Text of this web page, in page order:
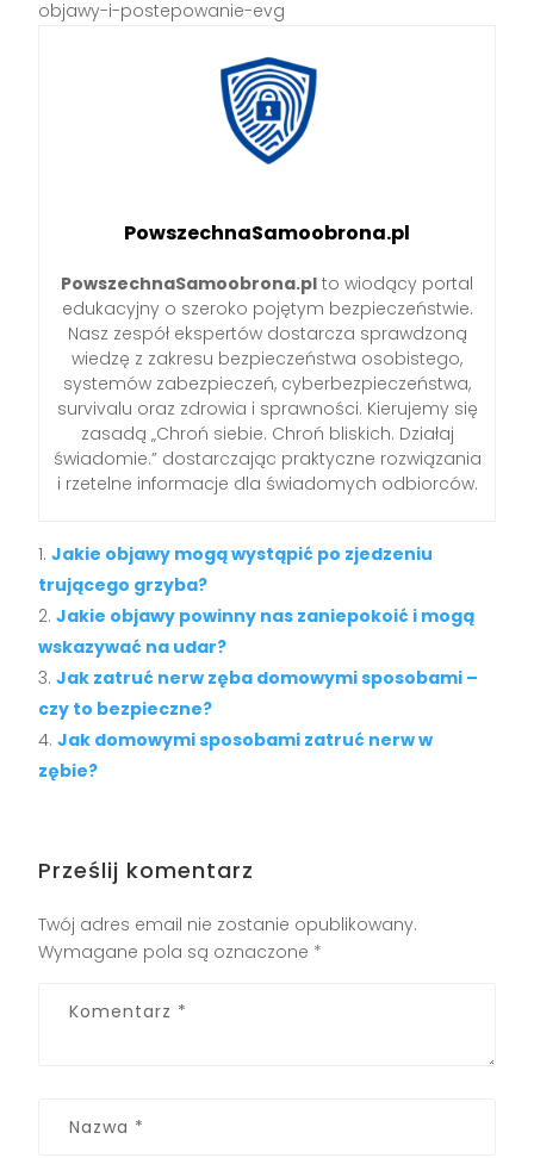
objawy-i-postepowanie-evg
PowszechnaSamoobrona.pl
PowszechnaSamoobrona.pl to wiodący portal
edukacyjny o szeroko pojętym bezpieczeństwie.
Nasz zespół ekspertów dostarcza sprawdzoną
wiedzę z zakresu bezpieczeństwa osobistego,
systemów zabezpieczeń, cyberbezpieczeństwa,
survivalu oraz zdrowia i sprawności. Kierujemy się
zasadą „Chroń siebie. Chroń bliskich. Działaj
świadomie.” dostarczając praktyczne rozwiązania
i rzetelne informacje dla świadomych odbiorców.
Jakie objawy mogą wystąpić po zjedzeniu
trującego grzyba?
Jakie objawy powinny nas zaniepokoić i mogą
wskazywać na udar?
Jak zatruć nerw zęba domowymi sposobami –
czy to bezpieczne?
Jak domowymi sposobami zatruć nerw w
zębie?
Prześlij komentarz
Twój adres email nie zostanie opublikowany.
Wymagane pola są oznaczone *